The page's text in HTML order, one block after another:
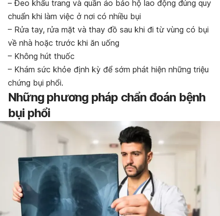
– Đeo khẩu trang và quần áo bảo hộ lao động đúng quy
chuẩn khi làm việc ở nơi có nhiều bụi
– Rửa tay, rửa mặt và thay đồ sau khi đi từ vùng có bụi
về nhà hoặc trước khi ăn uống
– Không hút thuốc
– Khám sức khỏe định kỳ để sớm phát hiện những triệu
chứng bụi phổi.
Những phương pháp chẩn đoán bệnh
bụi phổi